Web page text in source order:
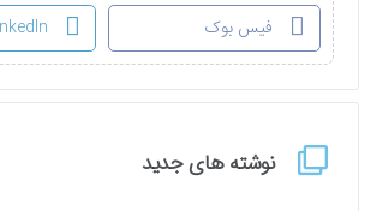
نوشته های جدید
فیس بوک LinkedIn